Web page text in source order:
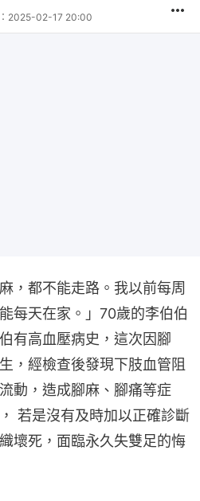
2025-02-17 20:00
，都不能走路。我以前每周
每天在家。」70歲的李伯伯
有高血壓病史，這次因腳
，經檢查後發現下肢血管阻
動，造成腳麻、腳痛等症
若是沒有及時加以正確診斷
壞死，面臨永久失雙足的悔